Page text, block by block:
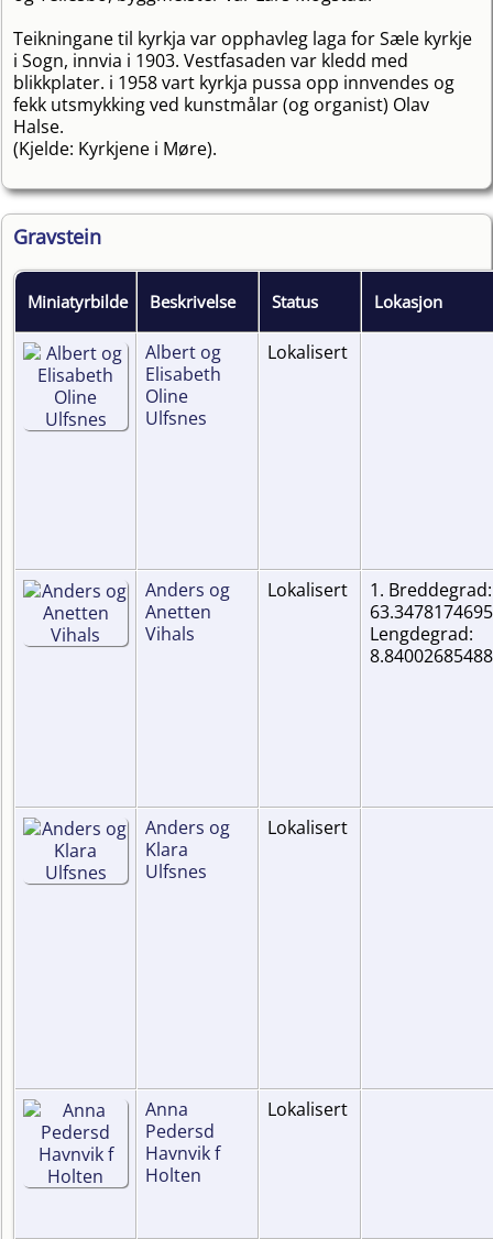
Teikningane til kyrkja var opphavleg laga for Sæle kyrkje
i Sogn, innvia i 1903. Vestfasaden var kledd med
blikkplater. i 1958 vart kyrkja pussa opp innvendes og
fekk utsmykking ved kunstmålar (og organist) Olav
Halse.
(Kjelde: Kyrkjene i Møre).
Gravstein
Miniatyrbilde Beskrivelse Status Lokasjon
Albert og
Elisabeth
Oline
Ulfsnes
Lokalisert
Anders og
Anetten
Vihals
Lokalisert
1. Breddegrad:
Lengdegrad:
Anders og
Klara
Ulfsnes
Lokalisert
Anna
Pedersd
Havnvik f
Holten
Lokalisert